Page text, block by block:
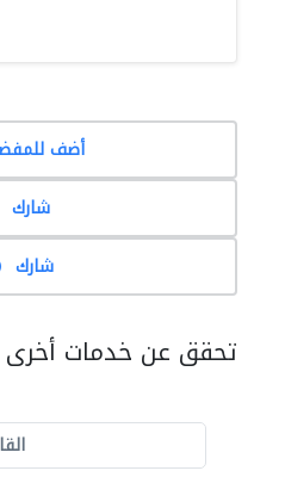
أضف
شارك
شارك
تحقق عن خدمات